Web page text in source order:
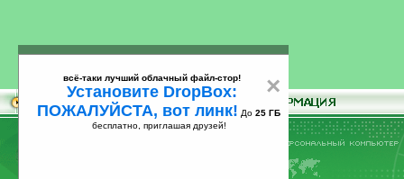
×
всё-таки лучший облачный файл-стор!
Установите DropBox:
ПОЖАЛУЙСТА, вот линк! До 25 ГБ
бесплатно, приглашая друзей!